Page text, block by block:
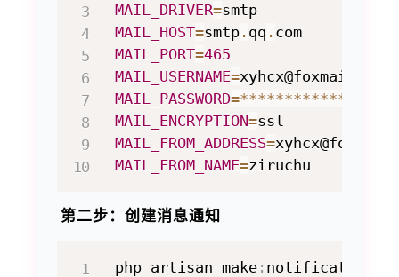
MAIL_DRIVER=
smtp
MAIL_HOST=smtp. qq .
MAIL_PORT=465
MAIL_USERNAME=xyhcx@foxmail
MAIL_PASSWORD=************
MAIL_ENCRYPTION=
MAIL_FROM_ADDRESS=xyhcx@foxmail
MAIL_FROM_NAME=
第二步：创建消息通知
php artisan make: